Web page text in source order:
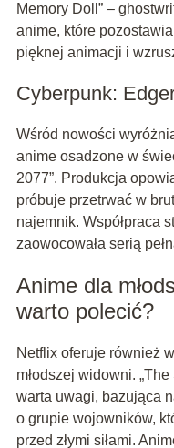
Memory Doll” –
anime, które
pięknej animacji i
Cyberpunk:
Wśród nowości
anime osadzone w
2077”. Produkcja
próbuje przetrwać w
najemnik. Współpraca
zaowocowała serią
Anime dla
warto polecić?
Netflix oferuje również
młodszej widowni.
warta uwagi, bazująca
o grupie wojowników,
przed złymi siłami.